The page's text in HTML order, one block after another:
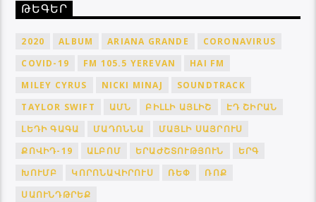
ԹԵԳԵՐ
2020 ALBUM ARIANA GRANDE
CORONAVIRUS
COVID-19
FM 105.5 YEREVAN
HAI FM
MILEY CYRUS
NICKI MINAJ
SOUNDTRACK
TAYLOR SWIFT
ԱՄՆ ԲԻԼԼԻ ԱՅԼԻՇ
ԷԴ ՇԻՐԱՆ
ԼԵԴԻ ԳԱԳԱ
ՄԱԴՈՆՆԱ
ՄԱՅԼԻ ՍԱՅՐՈՒՍ
ՔՈՎԻԴ-19
ԱԼԲՈՄ ԵՐԱԺՇՏՈՒԹՅՈՒՆ
ԵՐԳ
ԽՈՒՄԲ
ԿՈՐՈՆԱՎԻՐՈՒՍ ՌԵՓ
ՌՈՔ
ՍԱՈՒՆԴԹՐԵՔ